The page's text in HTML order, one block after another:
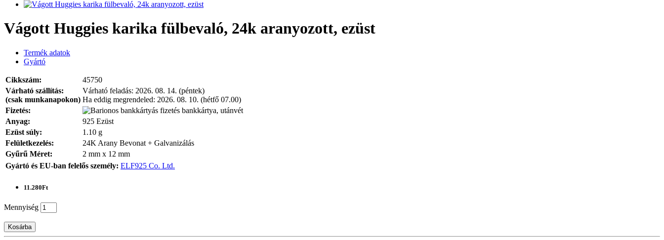
Vágott Huggies karika fülbevaló, 24k aranyozott, ezüst
Termék adatok
Gyártó
Cikkszám:
45750
Várható szállítás:
(csak munkanapokon)
Várható feladás: 2026. 08. 14. (péntek)
Ha eddig megrendeled: 2026. 08. 10. (hétfő 07.00)
Fizetés:
bankkártya, utánvét
Anyag:
925 Ezüst
Ezüst súly:
1.10 g
Felületkezelés:
24K Arany Bevonat + Galvanizálás
Gyűrű Méret:
2 mm x 12 mm
Gyártó és EU-ban felelős személy: ELF925 Co. Ltd.
11.280Ft
Mennyiség
Kosárba